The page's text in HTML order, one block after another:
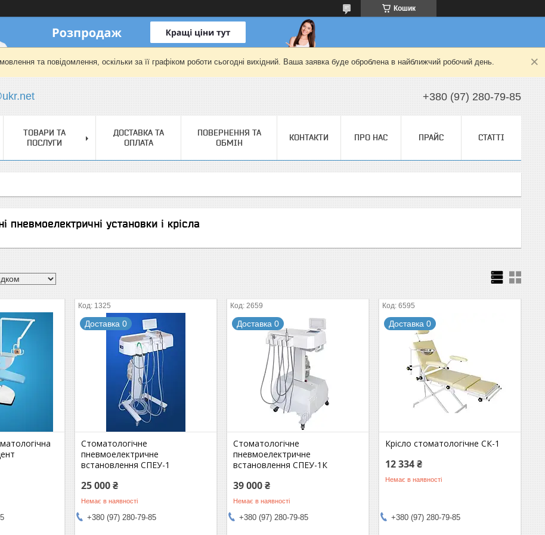
Кошик
та повідомлення, оскільки за її графіком роботи сьогодні вихідний. Ваша заявка буде оброблена в найближчий робочий день.
+380 (97) 280-79-85
ТОВАРИ ТА
ПОСЛУГИ
ДОСТАВКА ТА
ОПЛАТА
ПОВЕРНЕННЯ ТА
ОБМІН
КОНТАКТИ ПРО НАС ПРАЙС СТАТТІ
пневмоелектричні установки і крісла
1325
Доставка 0
Стоматологічне
пневмоелектричне
встановлення СПЕУ-1
25 000 ₴
Немає в наявності
+380 (97) 280-79-85
2659
Доставка 0
Стоматологічне
пневмоелектричне
встановлення СПЕУ-1К
39 000 ₴
Немає в наявності
+380 (97) 280-79-85
6595
Доставка 0
Крісло стоматологічне СК-1
12 334 ₴
Немає в наявності
+380 (97) 280-79-85